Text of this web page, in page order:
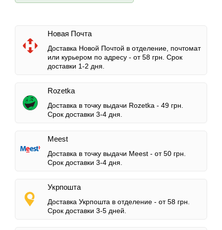
Новая Почта
Доставка Новой Почтой в отделение, почтомат
или курьером по адресу - от 58 грн. Срок
доставки 1-2 дня.
Rozetka
Доставка в точку выдачи Rozetka - 49 грн.
Срок доставки 3-4 дня.
Meest
Доставка в точку выдачи Meest - от 50 грн.
Срок доставки 3-4 дня.
Укрпошта
Доставка Укрпошта в отделение - от 58 грн.
Срок доставки 3-5 дней.